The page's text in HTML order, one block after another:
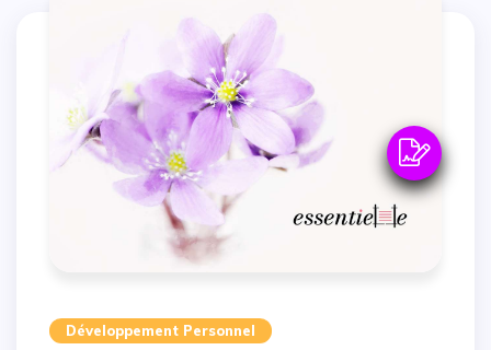
Développement Personnel